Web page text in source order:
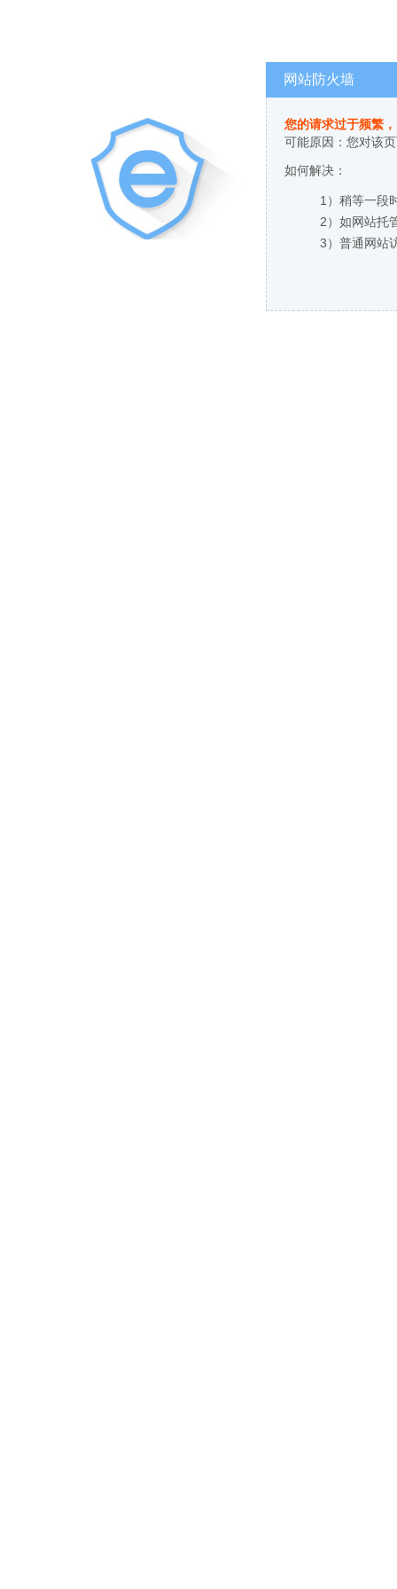
网站防火墙
您的请求过于频繁
可能原因：您对该
如何解决：
1）稍等一段
2）如网站托
3）普通网站